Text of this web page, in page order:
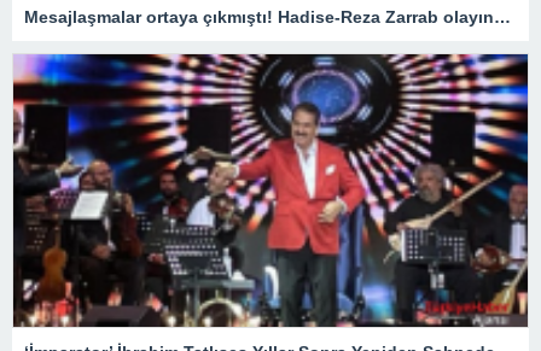
Mesajlaşmalar ortaya çıkmıştı! Hadise-Reza Zarrab olayında flaş gelişme